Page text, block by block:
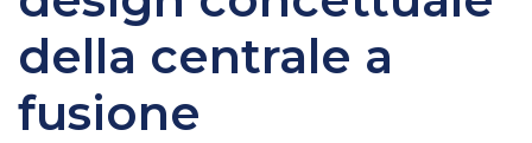
della centrale a
fusione